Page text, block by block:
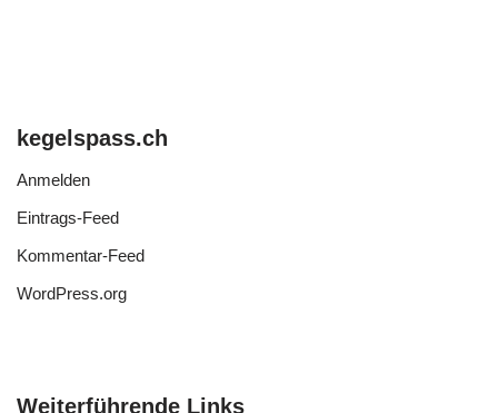
kegelspass.ch
Anmelden
Eintrags-Feed
Kommentar-Feed
WordPress.org
Weiterführende Links